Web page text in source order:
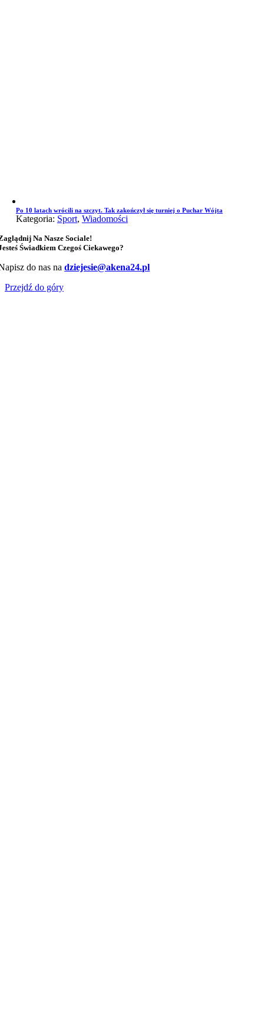
Po 10 latach wrócili na szczyt. Tak zakończył się turniej o Puchar Wójta
Kategoria: Sport, Wiadomości
Na Nasze Sociale!
Świadkiem Czegoś Ciekawego?
do nas nadziejesie@akena24.pl
Przejdź do góry